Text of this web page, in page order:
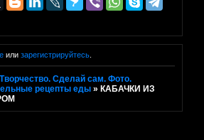
или зарегистрируйтесь.
Сделай сам. Фото.
рецепты еды » КАБАЧКИ ИЗ